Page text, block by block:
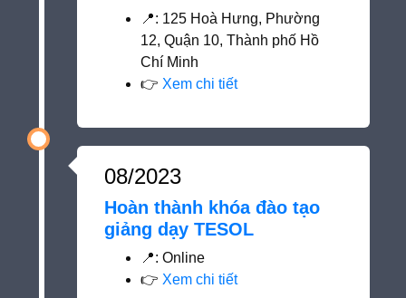
📍: 125 Hoà Hưng, Phường
12, Quận 10, Thành phố Hồ
Chí Minh
👉 Xem chi tiết
08/2023
Hoàn thành khóa đào tạo
giảng dạy TESOL
📍: Online
👉 Xem chi tiết